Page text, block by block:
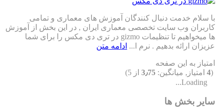
با سلام خدمت دنبال کنندگان آموزش های معماری و تمامی
کاربران وب سایت تخصصی معماری ایران , در این بخش از آموزش
ها میخواهیم تا تنظیمات gizmo در تری دی مکس را برای شما
عزیزان ارائه بدهیم . نرم ا... ادامه متن
امتیاز به این صفحه
(
4 امتیاز, میانگین: 3٫75 از 5)
Loading...
سایر بخش ها